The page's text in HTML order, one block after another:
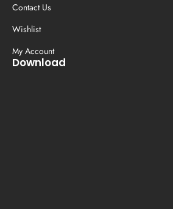
Contact Us
Wishlist
My Account
Download